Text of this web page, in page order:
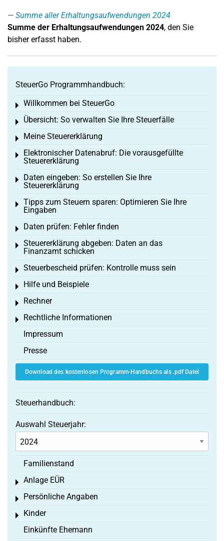
Summe aller Erhaltungsaufwendungen 2024
Summe der Erhaltungsaufwendungen 2024, den Sie
bisher erfasst haben.
SteuerGo Programmhandbuch:
Willkommen bei SteuerGo
Toggle menu
Übersicht: So verwalten Sie Ihre Steuerfälle
Toggle menu
Meine Steuererklärung
Toggle menu
Elektronischer Datenabruf: Die vorausgefüllte
Steuererklärung
Toggle menu
Daten eingeben: So erstellen Sie Ihre
Steuererklärung
Toggle menu
Tipps zum Steuern sparen: Optimieren Sie Ihre
Eingaben
Toggle menu
Daten prüfen: Fehler finden
Toggle menu
Steuererklärung abgeben: Daten an das
Finanzamt schicken
Toggle menu
Steuerbescheid prüfen: Kontrolle muss sein
Toggle menu
Hilfe und Beispiele
Toggle menu
Rechner
Toggle menu
Rechtliche Informationen
Toggle menu
Impressum
Presse
Download des kostenlosen Programm-Handbuchs als .pdf Datei
Steuerhandbuch:
Auswahl Steuerjahr:
Familienstand
Anlage EÜR
Toggle menu
Persönliche Angaben
Toggle menu
Kinder
Toggle menu
Einkünfte Ehemann